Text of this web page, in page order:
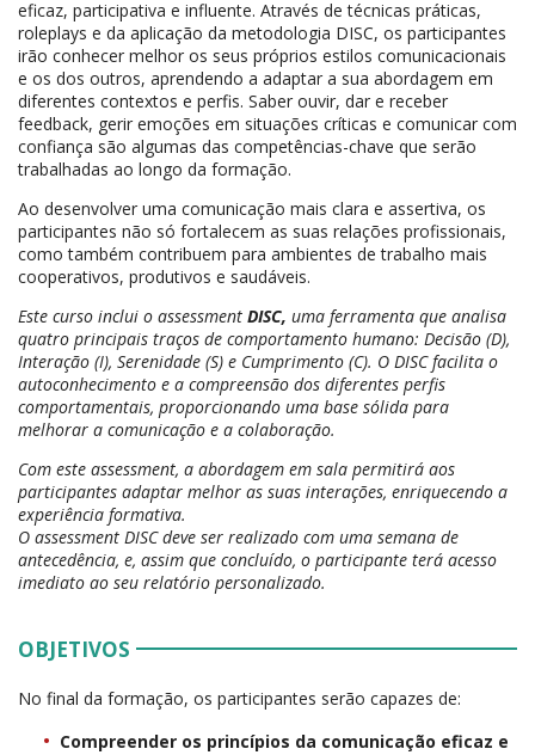
eficaz, participativa e influente. Através de técnicas práticas,
roleplays e da aplicação da metodologia DISC, os participantes
irão conhecer melhor os seus próprios estilos comunicacionais
e os dos outros, aprendendo a adaptar a sua abordagem em
diferentes contextos e perfis. Saber ouvir, dar e receber
feedback, gerir emoções em situações críticas e comunicar com
confiança são algumas das competências-chave que serão
trabalhadas ao longo da formação.
Ao desenvolver uma comunicação mais clara e assertiva, os
participantes não só fortalecem as suas relações profissionais,
como também contribuem para ambientes de trabalho mais
cooperativos, produtivos e saudáveis.
Este curso inclui o assessment DISC, uma ferramenta que analisa
quatro principais traços de comportamento humano: Decisão (D),
Interação (I), Serenidade (S) e Cumprimento (C). O DISC facilita o
autoconhecimento e a compreensão dos diferentes perfis
comportamentais, proporcionando uma base sólida para
melhorar a comunicação e a colaboração.
Com este assessment, a abordagem em sala permitirá aos
participantes adaptar melhor as suas interações, enriquecendo a
experiência formativa.
O assessment DISC deve ser realizado com uma semana de
antecedência, e, assim que concluído, o participante terá acesso
imediato ao seu relatório personalizado.
OBJETIVOS
No final da formação, os participantes serão capazes de:
Compreender os princípios da comunicação eficaz e